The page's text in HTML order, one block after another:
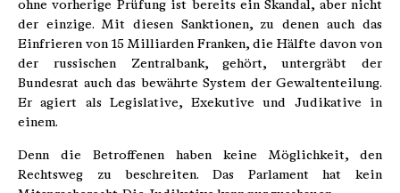
ohne vorherige Prüfung ist bereits ein Skandal, aber nicht
der einzige. Mit diesen Sanktionen, zu denen auch das
Einfrieren von 15 Milliarden Franken, die Hälfte davon von
der russischen Zentralbank, gehört, untergräbt der
Bundesrat auch das bewährte System der Gewaltenteilung.
Er agiert als Legislative, Exekutive und Judikative in
einem.
Denn die Betroffenen haben keine Möglichkeit, den
Rechtsweg zu beschreiten. Das Parlament hat kein